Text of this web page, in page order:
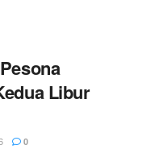
Libur
0